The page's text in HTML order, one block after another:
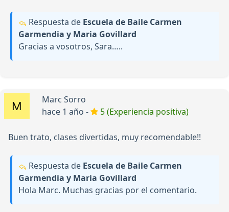
Respuesta de Escuela de Baile Carmen
Garmendia y Maria Govillard
Gracias a vosotros, Sara…..
Marc Sorro
hace 1 año -
5 (Experiencia positiva)
Buen trato, clases divertidas, muy recomendable!!
Respuesta de Escuela de Baile Carmen
Garmendia y Maria Govillard
Hola Marc. Muchas gracias por el comentario.